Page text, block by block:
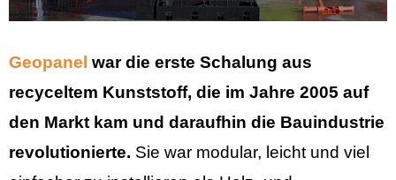
Geopanel war die erste Schalung aus
recyceltem Kunststoff, die im Jahre 2005 auf
den Markt kam und daraufhin die Bauindustrie
revolutionierte. Sie war modular, leicht und viel